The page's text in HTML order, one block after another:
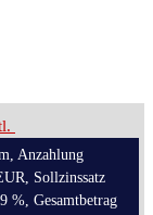
Anzahlung
Sollzinssatz
%, Gesamtbetrag